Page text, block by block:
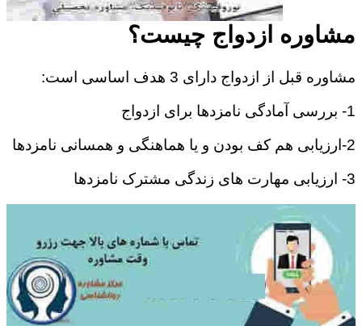
مشاوره ازدواج چیست؟
مشاوره قبل از ازدواج دارای 3 هدف اساسی است:
1- بررسی آمادگی نامزدها برای ازدواج
2-ارزیابی هم کف بودن و یا هماهنگی و همسانی نامزدها
3- ارزیابی مهارت های زندگی مشترک نامزدها